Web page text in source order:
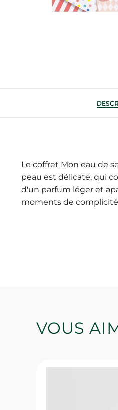
Le coffret Mon eau de
peau est délicate, qui
d'un parfum léger et
moments de
VOUS